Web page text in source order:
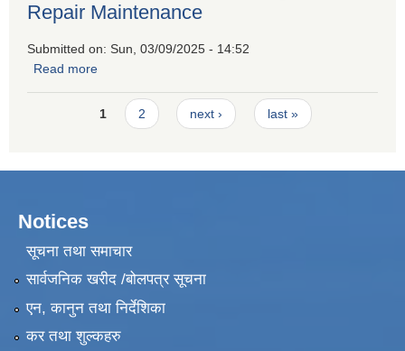
Repair Maintenance
Submitted on: Sun, 03/09/2025 - 14:52
Read more
Pages1 2 next › last »
Notices
सूचना तथा समाचार
सार्वजनिक खरीद /बोलपत्र सूचना
एन, कानुन तथा निर्देशिका
कर तथा शुल्कहरु